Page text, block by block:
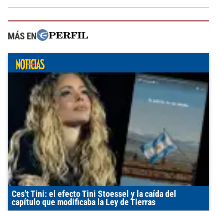
MÁS EN
Ces't Tini: el efecto Tini Stoessel y la caída del
capítulo que modificaba la Ley de Tierras